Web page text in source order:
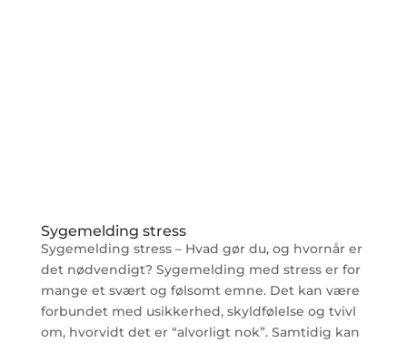
Sygemelding stress
Sygemelding stress – Hvad gør du, og hvornår er
det nødvendigt? Sygemelding med stress er for
mange et svært og følsomt emne. Det kan være
forbundet med usikkerhed, skyldfølelse og tvivl
om, hvorvidt det er “alvorligt nok”. Samtidig kan